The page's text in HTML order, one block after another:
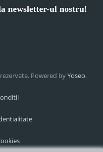
newsletter-ul nostru!
Powered byYoseo.